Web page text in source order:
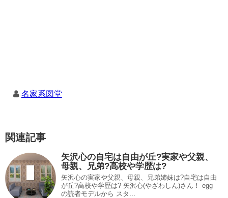
名家系図堂
関連記事
矢沢心の自宅は自由が丘?実家や父親、
母親、兄弟?高校や学歴は?
矢沢心の実家や父親、母親、兄弟姉妹は?自宅は自由
が丘?高校や学歴は? 矢沢心(やざわしん)さん！ egg
の読者モデルから スタ...